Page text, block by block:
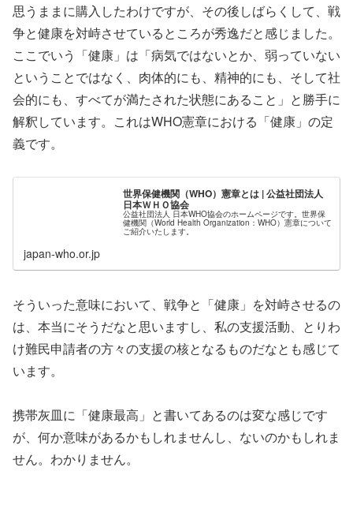
思うままに購入したわけですが、その後しばらくして、戦
争と健康を対峙させているところが秀逸だと感じました。
ここでいう「健康」は「病気ではないとか、弱っていない
ということではなく、肉体的にも、精神的にも、そして社
会的にも、すべてが満たされた状態にあること」と勝手に
解釈しています。これはWHO憲章における「健康」の定
義です。
世界保健機関（WHO）憲章とは | 公益社団法人
日本ＷＨＯ協会
公益社団法人 日本WHO協会のホームページです。世界保
健機関（World Health Organization：WHO）憲章について
ご紹介いたします。
japan-who.or.jp
そういった意味において、戦争と「健康」を対峙させるの
は、本当にそうだなと思いますし、私の支援活動、とりわ
け難民申請者の方々の支援の核となるものだなとも感じて
います。
携帯灰皿に「健康最高」と書いてあるのは変な感じです
が、何か意味があるかもしれませんし、ないのかもしれま
せん。わかりません。